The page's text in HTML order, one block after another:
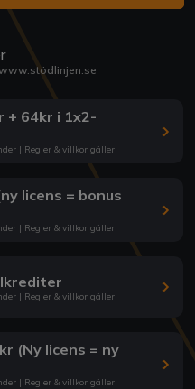
+ 64kr i 1x2-
| Regler & villkor gäller
licens = bonus
| Regler & villkor gäller
| Regler & villkor gäller
(Ny licens = ny
| Regler & villkor gäller